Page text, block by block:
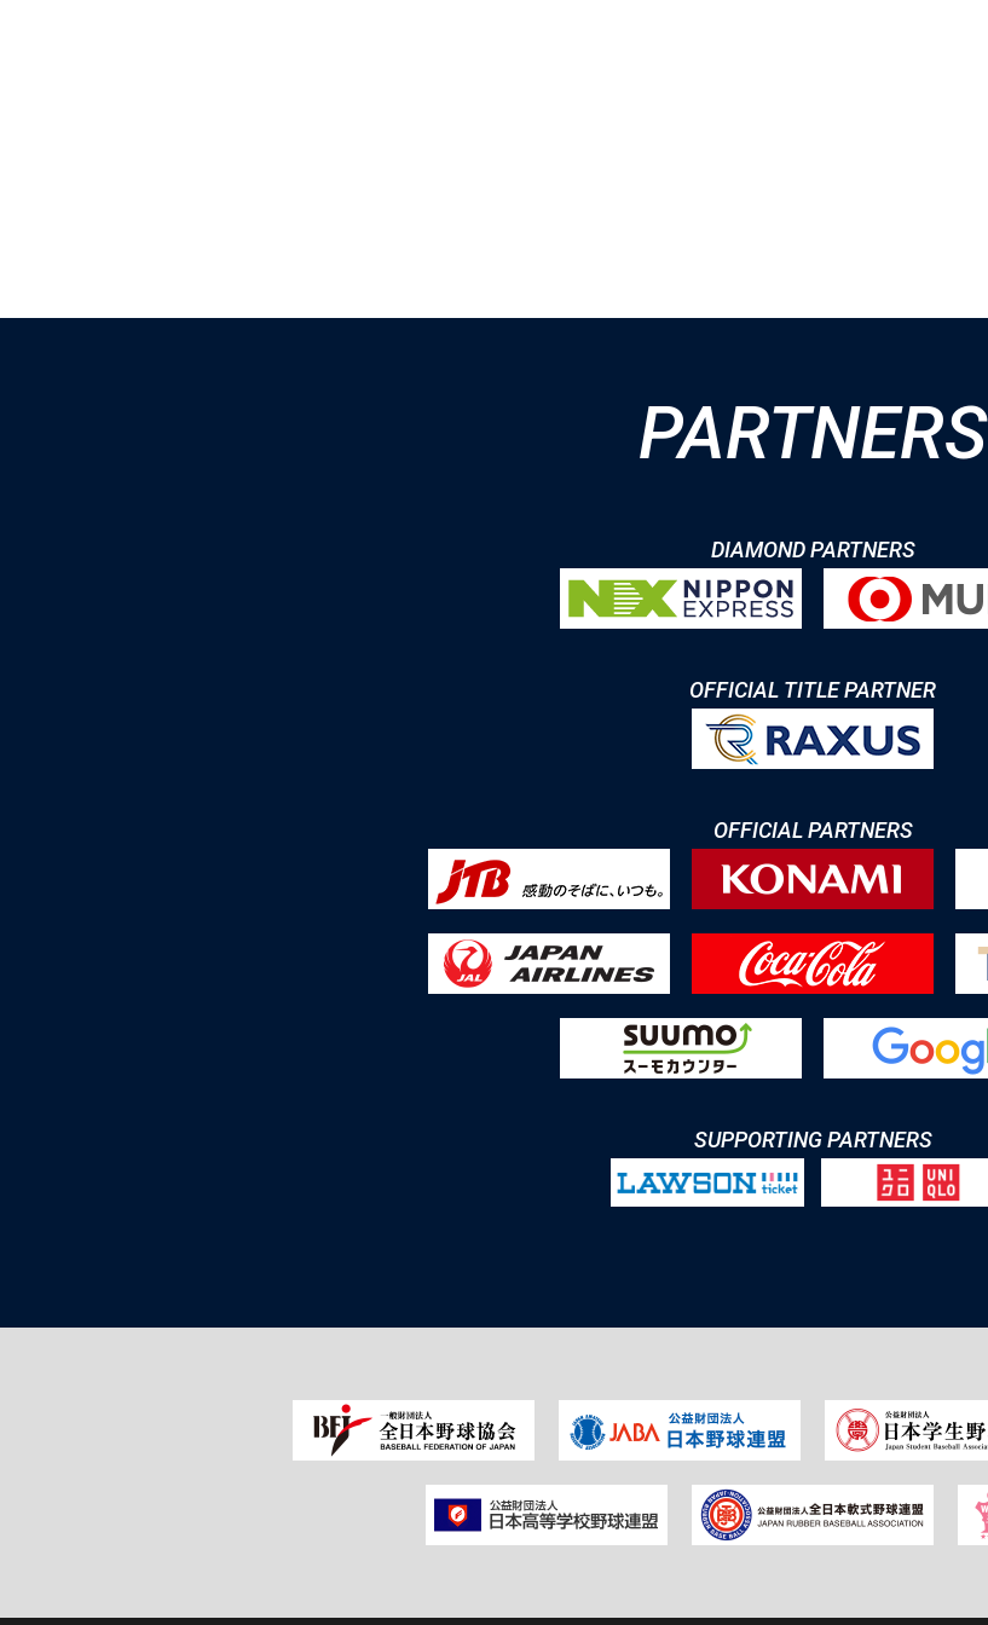
PARTNERS
DIAMOND PARTNERS
OFFICIAL TITLE PARTNER
OFFICIAL PARTNERS
SUPPORTING PARTNERS